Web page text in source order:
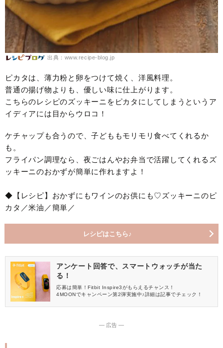
出典：www.recipe-blog.jp
ピカタは、薄力粉と卵をつけて焼く、洋風料理。
普通の揚げ物よりも、優しい味に仕上がります。
こちらのレシピのズッキーニをピカタにしてしまうというア
イディアには目からウロコ！
ケチャップも合うので、子どももモリモリ食べてくれるか
も。
フライパン調理なら、夜ごはんやお弁当で活躍してくれるズ
ッキーニのおかずが簡単に作れますよ！
◆【レシピ】おかずにもワインのお供にも♡ズッキーニのピ
カタ／米油／簡単／
レシピはこちら♪
アンケート回答で、スマートウォッチが当た
る！
応募は簡単！Fitbit Inspire3がもらえるチャンス！
4MOONでキャンペーン第2弾実施中♪詳細は記事でチェック！
― 広告 ―